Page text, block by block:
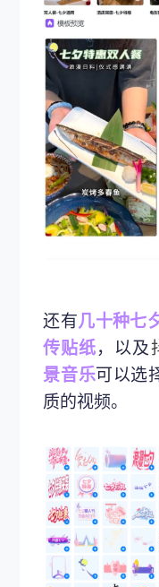
还有几十种七
传贴纸，以及
景音乐可以选
质的视频。